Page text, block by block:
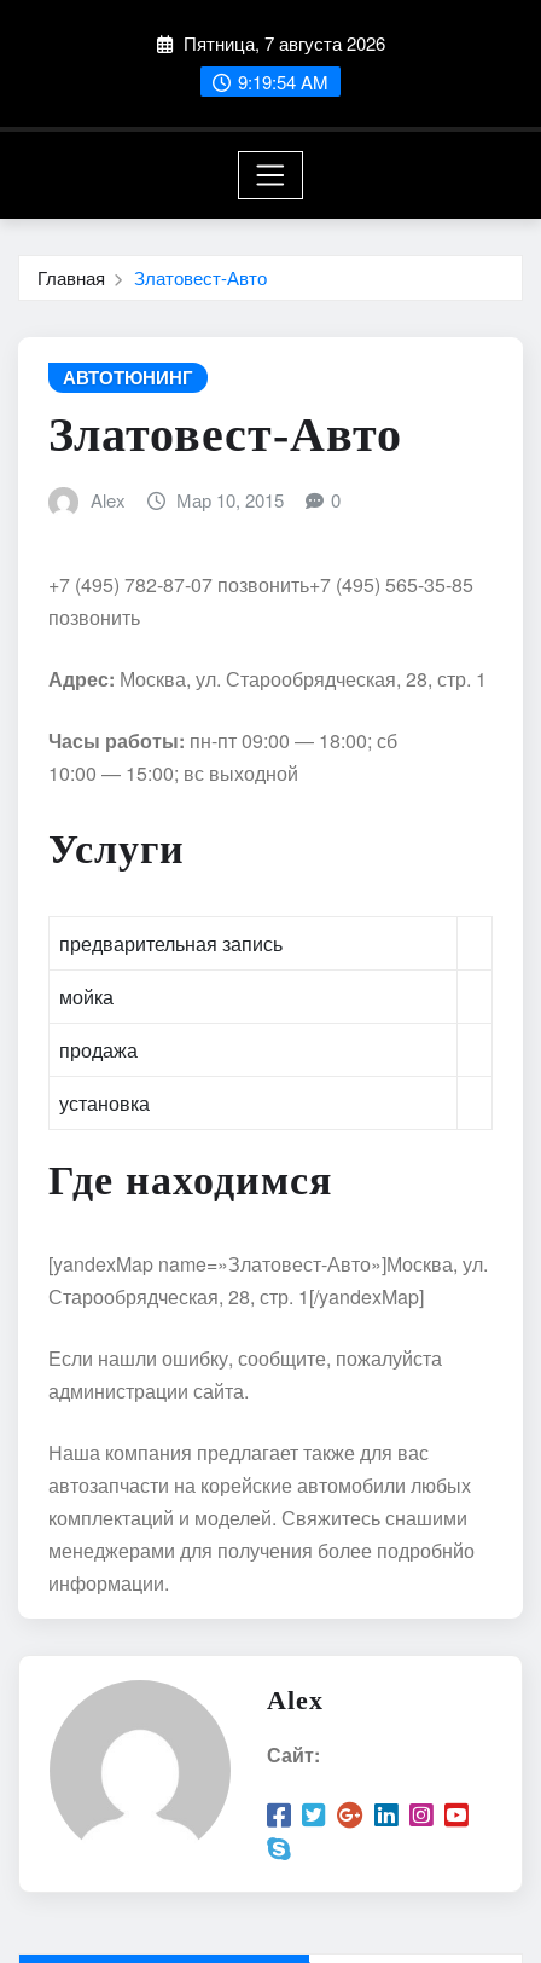
Пятница, 7 августа 2026
9:19:55 AM
Главная Златовест-Авто
АВТОТЮНИНГ
Златовест-Авто
Alex Мар 10, 2015 0
+7 (495) 782-87-07 позвонить+7 (495) 565-35-85
позвонить
Адрес: Москва, ул. Старообрядческая, 28, стр. 1
Часы работы: пн-пт 09:00 — 18:00; сб
10:00 — 15:00; вс выходной
Услуги
предварительная запись
мойка
продажа
установка
Где находимся
[yandexMap name=»Златовест-Авто»]Москва, ул.
Старообрядческая, 28, стр. 1[/yandexMap]
Если нашли ошибку, сообщите, пожалуйста
администрации сайта.
Наша компания предлагает также для вас
автозапчасти на корейские автомобили любых
комплектаций и моделей. Свяжитесь снашими
менеджерами для получения более подробнйо
информации.
Alex
Сайт: